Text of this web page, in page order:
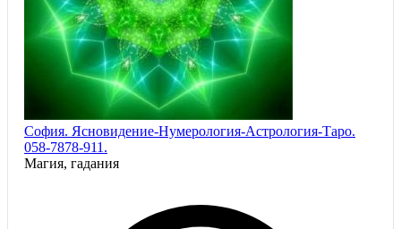
София. Ясновидение-Нумерология-Астрология-Таро.
058-7878-911.
Магия, гадания